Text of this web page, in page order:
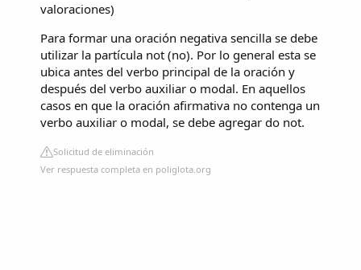
valoraciones)
Para formar una oración negativa sencilla se debe
utilizar la partícula not (no). Por lo general esta se
ubica antes del verbo principal de la oración y
después del verbo auxiliar o modal. En aquellos
casos en que la oración afirmativa no contenga un
verbo auxiliar o modal, se debe agregar do not.
Solicitud de eliminación
Ver respuesta completa en poliglota.org